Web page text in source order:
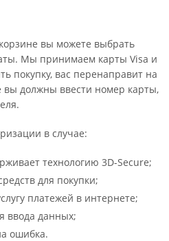
вы можете выбрать
Мы принимаем карты Visa и
покупку, вас перенаправит на
вы должны ввести номер карты,
в случае:
технологию 3D-Secure;
для покупки;
платежей в интернете;
ввода данных;
ошибка.